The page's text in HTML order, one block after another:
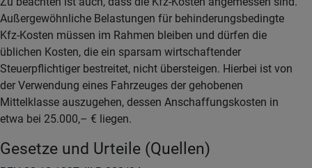
Außergewöhnliche Belastungen für behinderungsbedingte
Kfz-Kosten müssen im Rahmen bleiben und dürfen die
üblichen Kosten, die ein sparsam wirtschaftender
Steuerpflichtiger bestreitet, nicht übersteigen. Hierbei ist von
der Verwendung eines Fahrzeuges der gehobenen
Mittelklasse auszugehen, dessen Anschaffungskosten in
etwa bei 25.000,– € liegen.
Gesetze und Urteile (Quellen)